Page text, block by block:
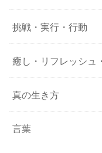
挑戦・実行・行動
癒し・リフレッシュ
真の生き方
言葉